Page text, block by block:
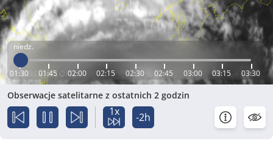
niedz.
01:30 01:45 02:00 02:15 02:30 02:45 03:00 03:15 03:30
Obserwacje satelitarne z ostatnich 2 godzin
1x -2h